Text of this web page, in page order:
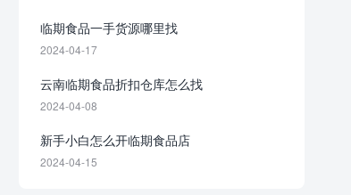
临期食品一手货源哪里找
2024-04-17
云南临期食品折扣仓库怎么找
2024-04-08
新手小白怎么开临期食品店
2024-04-15